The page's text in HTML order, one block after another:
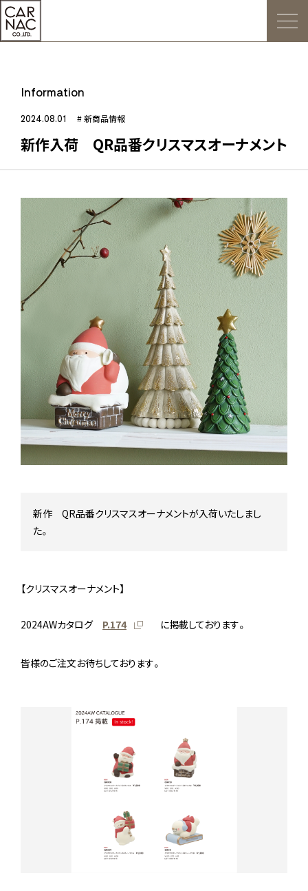
トップ
ごあいさつ
Web発注について
お知らせ
会社概要
デジタルカタログ
販促用POP
Stock status
在庫/商品情報
Instagram
Information
2024.08.01 # 新商品情報
新作入荷 QR品番クリスマスオーナメント
新作 QR品番クリスマスオーナメントが入荷いたしまし
た。
【クリスマスオーナメント】
2024AWカタログ P.174 に掲載しております。
皆様のご注文お待ちしております。